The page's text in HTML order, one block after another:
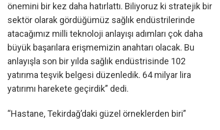
önemini bir kez daha hatırlattı. Biliyoruz ki stratejik bir
sektör olarak gördüğümüz sağlık endüstrilerinde
atacağımız milli teknoloji anlayışı adımları çok daha
büyük başarılara erişmemizin anahtarı olacak. Bu
anlayışla son bir yılda sağlık endüstrisinde 102
yatırıma teşvik belgesi düzenledik. 64 milyar lira
yatırımı harekete geçirdik” dedi.
“Hastane, Tekirdağ’daki güzel örneklerden biri”